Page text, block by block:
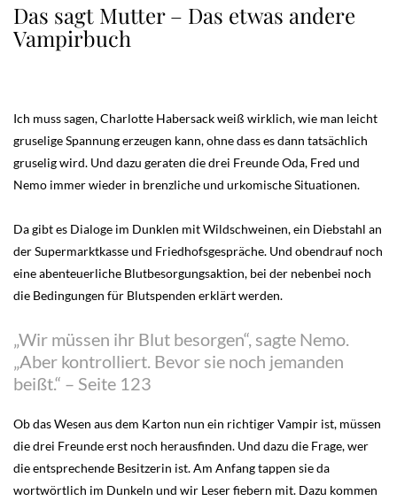
Das sagt Mutter – Das etwas andere
Vampirbuch
Ich muss sagen, Charlotte Habersack weiß wirklich, wie man leicht
gruselige Spannung erzeugen kann, ohne dass es dann tatsächlich
gruselig wird. Und dazu geraten die drei Freunde Oda, Fred und
Nemo immer wieder in brenzliche und urkomische Situationen.
Da gibt es Dialoge im Dunklen mit Wildschweinen, ein Diebstahl an
der Supermarktkasse und Friedhofsgespräche. Und obendrauf noch
eine abenteuerliche Blutbesorgungsaktion, bei der nebenbei noch
die Bedingungen für Blutspenden erklärt werden.
„Wir müssen ihr Blut besorgen“, sagte Nemo.
„Aber kontrolliert. Bevor sie noch jemanden
beißt.“ – Seite 123
Ob das Wesen aus dem Karton nun ein richtiger Vampir ist, müssen
die drei Freunde erst noch herausfinden. Und dazu die Frage, wer
die entsprechende Besitzerin ist. Am Anfang tappen sie da
wortwörtlich im Dunkeln und wir Leser fiebern mit. Dazu kommen